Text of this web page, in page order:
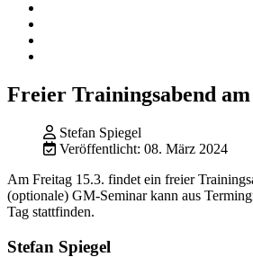
Freier Trainingsabend
Stefan Spiegel
Veröffentlicht: 08. März 2024
Am Freitag 15.3. findet ein freier
(optionale) GM-Seminar kann aus
Tag stattfinden.
Stefan Spiegel